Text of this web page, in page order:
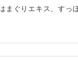
ぐりエキス、すっ